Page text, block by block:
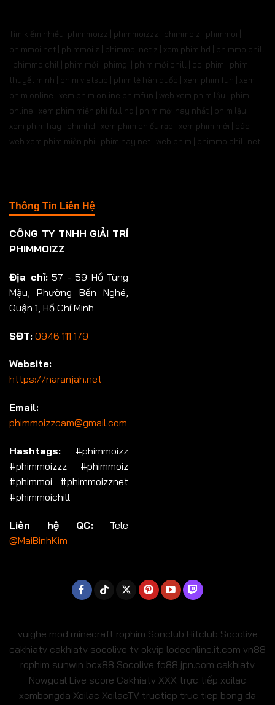
Tìm kiếm nhiều: phimmoizz | phimmoizzz | phimmoiz | phimmoi |
phimmoi net | phimmoi.z | phimmoi.net z | xem phim hd | phimmoichill
| phimmoichil | phim mới | phimgi | phim mới chill | coi phim | phim
thuyết minh | phim vietsub | phim lẻ hàn quốc | xem phim fun | xem
phim online | xem phim online phimfun | web xem phim lậu | phim
online | xem phim miễn phí full hd | phim mới hay nhất | phim lậu |
xem phim hay | phimhd | xem phim chiếu rạp | xem phim mới | các
web xem phim miễn phí | phim hay.net | web phim | phimmoichill net
Thông Tin Liên Hệ
CÔNG TY TNHH GIẢI TRÍ
PHIMMOIZZ
Địa chỉ:57 - 59 Hồ Tùng
Mậu, Phường Bến Nghé,
Quận 1, Hồ Chí Minh
SĐT: 0946 111 179
Website:
https://naranjah.net
Email:
phimmoizzcam@gmail.com
Hashtags: #phimmoizz
#phimmoizzz #phimmoiz
#phimmoi #phimmoizznet
#phimmoichill
Liên hệ QC: Tele
@MaiBinhKim
vuighe mod minecraft rophim Sonclub Hitclub Socolive
cakhiatv cakhiatv socolive tv okvip lodeonline.it.com vn88
rophim sunwin bcx88 Socolive fo88.jpn.com cakhiatv
Nowgoal Live score Cakhiatv XXX trực tiếp xoilac
xembongda Xoilac XoilacTV tructiep truc tiep bong da